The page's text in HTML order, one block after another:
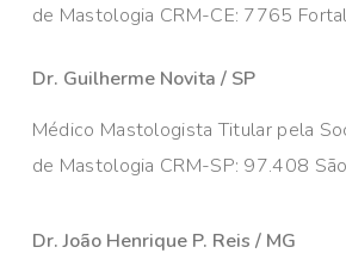
de Mastologia CRM-CE: 7765
Dr. Guilherme Novita / SP
Médico Mastologista Titular pela
de Mastologia CRM-SP: 97.408
Dr. João Henrique P. Reis / MG